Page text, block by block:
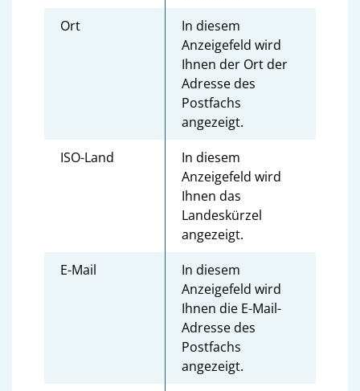
Ort
In diesem
Anzeigefeld wird
Ihnen der Ort der
Adresse des
Postfachs
angezeigt.
ISO-Land
In diesem
Anzeigefeld wird
Ihnen das
Landeskürzel
angezeigt.
E-Mail
In diesem
Anzeigefeld wird
Ihnen die E-Mail-
Adresse des
Postfachs
angezeigt.